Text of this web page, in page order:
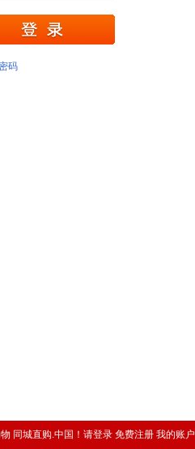
同城直购.中国！ 请登录 免费注册 我的账户
码